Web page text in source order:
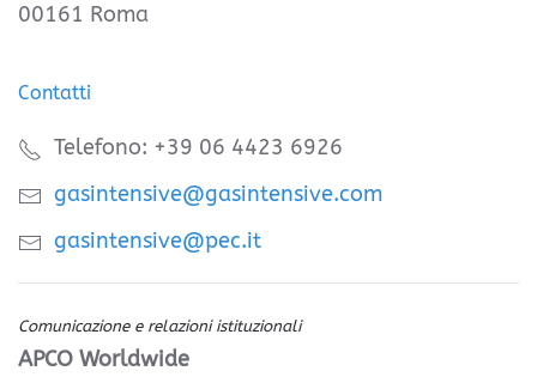
00161 Roma
Contatti
Telefono: +39 06 4423 6926
gasintensive@gasintensive.com
gasintensive@pec.it
Comunicazione e relazioni istituzionali
APCO Worldwide